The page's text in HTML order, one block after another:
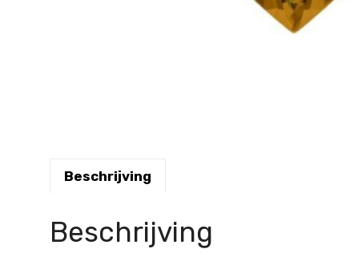
Beschrijving
Beschrijving